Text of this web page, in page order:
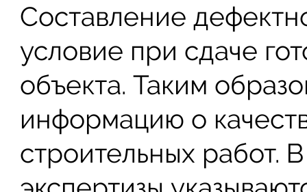
Составление
условие при сдаче
объекта. Таким
информацию о
строительных работ.